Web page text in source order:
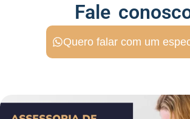
Fale
Quero falar com um